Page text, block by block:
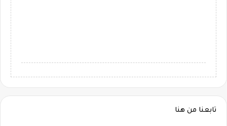
تابعنا من هنا